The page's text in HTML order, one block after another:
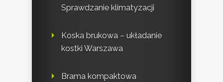
Sprawdzanie klimatyzacji
Koska brukowa – układanie
kostki Warszawa
Brama kompaktowa